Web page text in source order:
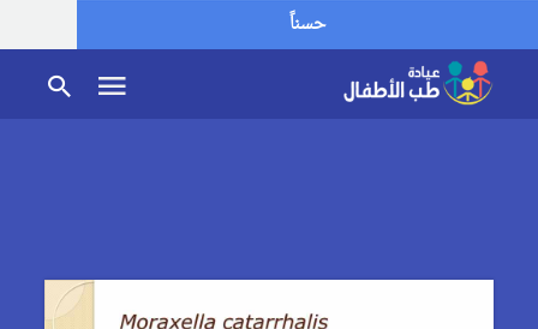
حسناً